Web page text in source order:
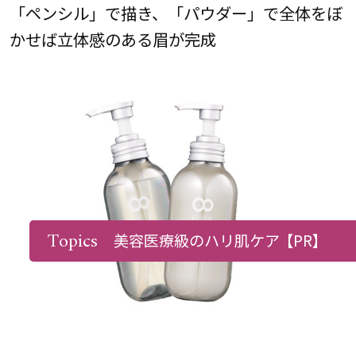
「ペンシル」で描き、「パウダー」で全体をぼ
かせば立体感のある眉が完成
Topics 美容医療級のハリ肌ケア【PR】